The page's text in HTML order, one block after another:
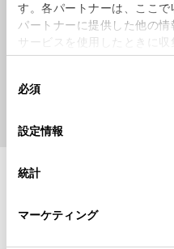
す。各パートナーは、ここ
パートナーに提供した他の
サービスを使用したときに
使用することがあります。
デバイスにすべてのCookie(
意したことになります。
設定の変更、同意を撤回し
「Cookie（クッキー）情報
必須
設定情報
統計
マーケティング